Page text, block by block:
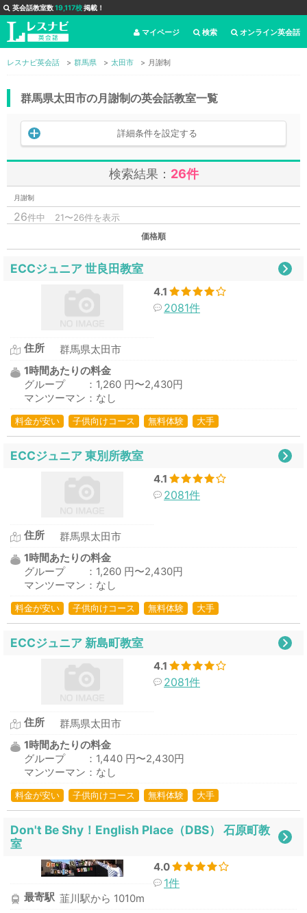
英会話教室数19,117校掲載！
オンライン英会話
検索
マイページ
レスナビ英会話 群馬県 太田市 月謝制
群馬県太田市の月謝制の英会話教室一覧
詳細条件を設定する
検索結果： 26件
月謝制
26件中 21〜26件を表示
価格順
ECCジュニア 世良田教室
4.1
2081件
住所
群馬県太田市
1時間あたりの料金
グループ ：1,260 円〜2,430円
マンツーマン：なし
料金が安い 子供向けコース 無料体験 大手
ECCジュニア 東別所教室
4.1
2081件
住所
群馬県太田市
1時間あたりの料金
グループ ：1,260 円〜2,430円
マンツーマン：なし
料金が安い 子供向けコース 無料体験 大手
ECCジュニア 新島町教室
4.1
2081件
住所
群馬県太田市
1時間あたりの料金
グループ ：1,440 円〜2,430円
マンツーマン：なし
料金が安い 子供向けコース 無料体験 大手
Don't Be Shy！English Place（DBS） 石原町教
室
4.0
1件
最寄駅 韮川駅から 1010m